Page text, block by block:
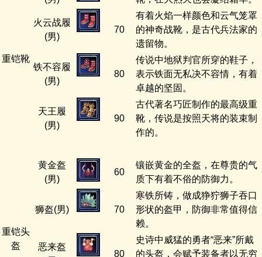
重铠靴
火云战履
(男)
70
有着火焰一样颜色和云气笼罩
的神奇战靴，是古代兵法家的
遗留物。
铁不容履
(男)
80
传说中地狱判官所穿的鞋子，
表示铁面无私决不容情，有着
卓越的坚固。
天王履
(男)
90
古代著名巧匠制作的最高级重
靴，传说是按照天将的装束制
作的。
重铠头
盔
黄金盔
(男)
60
镶嵌黄金的全盔，在尊贵的气
质下有着不俗的防御力。
狮盔(男) 70
寒铁所铸，做成狰狞狮子吞口
形状的盔甲，防御非常值得信
赖。
恶来盔
80
史诗中威猛的勇者“恶来”所戴
的头盔，会赋予装备者以无穷